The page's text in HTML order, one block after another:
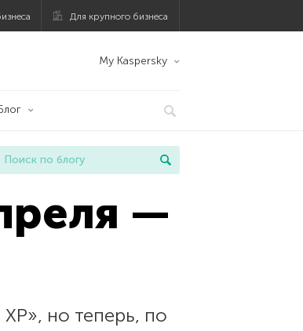
Для крупного бизнеса
My Kaspersky
—
но теперь, по